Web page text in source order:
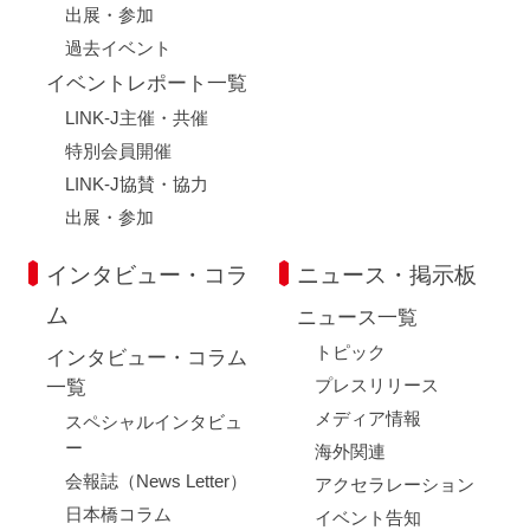
出展・参加
過去イベント
イベントレポート一覧
LINK-J主催・共催
特別会員開催
LINK-J協賛・協力
出展・参加
インタビュー・コラ
ム
インタビュー・コラム
一覧
スペシャルインタビュ
ー
会報誌（News Letter）
日本橋コラム
ニュース・掲示板
ニュース一覧
トピック
プレスリリース
メディア情報
海外関連
アクセラレーション
イベント告知